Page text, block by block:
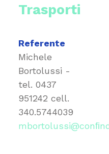
Trasporti
Referente
Michele
Bortolussi -
tel. 0437
951242 cell.
340.5744039